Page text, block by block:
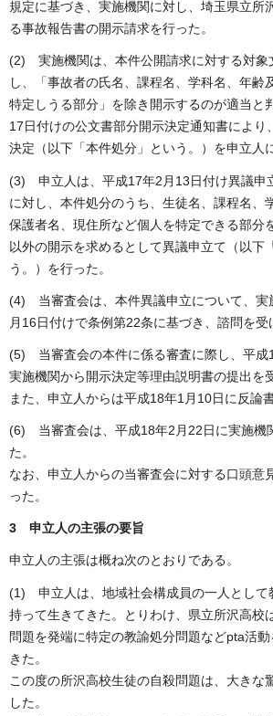
規定に基づき、実施機関に対し、埼玉県立所
る事故報告書の開示請求を行った。
(2) 実施機関は、本件公開請求に対する対象
し、「事故者の氏名、課程名、学科名、年齢
特定しうる部分」を除き開示するのが適当と
17日付けの公文書部分開示決定通知書により
決定（以下「本件処分」という。）を申立人
(3) 申立人は、平成17年2月13日付け異議申
に対し、本件処分のうち、生徒名、課程名、
保護者名、現住所など個人を特定できる部分
以外の開示を求めるとして異議申立て（以下
う。）を行った。
(4) 当審査会は、本件異議申立について、実
月16日付けで条例第22条に基づき、諮問を受
(5) 当審査会の本件に係る審査に際し、平成
実施機関から開示決定等理由説明書の提出を
また、申立人からは平成18年1月10日に反論
(6) 当審査会は、平成18年2月22日に実施機
た。
なお、申立人からの当審査会に対する口頭意
った。
3 申立人の主張の要旨
申立人の主張は概ね次のとおりである。
(1) 申立人は、地域社会構成員の一人として
持って生きてきた。とりわけ、県立所沢高校
問題を発端に特定の教諭処分問題などpta活
きた。
この度の所沢高校生徒の自殺問題は、大きな
した。